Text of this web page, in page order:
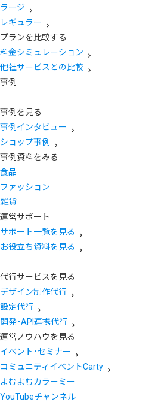
ラージ
レギュラー
プランを比較する
料金シミュレーション
他社サービスとの比較
事例
事例を見る
事例インタビュー
ショップ事例
事例資料をみる
食品
ファッション
雑貨
運営サポート
サポート一覧を見る
お役立ち資料を見る
代行サービスを見る
デザイン制作代行
設定代行
開発・API連携代行
運営ノウハウを見る
イベント・セミナー
コミュニティイベントCarty
よむよむカラーミー
YouTubeチャンネル